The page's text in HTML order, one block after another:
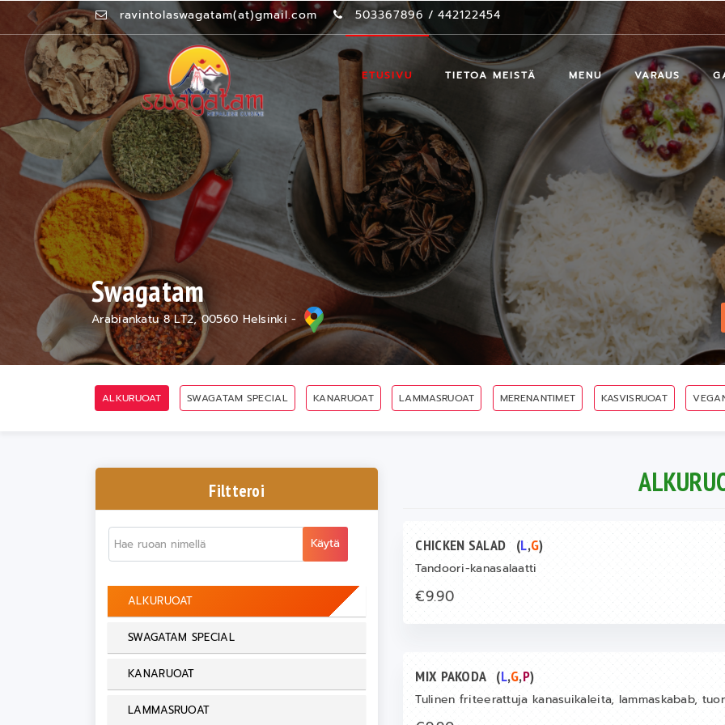
ravintolaswagatam(at)gmail.com 503367896 /442122454
ETUSIVU TIETOA MEISTÄ MENU VARAUS
Swagatam
Arabiankatu 8 LT2, 00560 Helsinki -
ALKURUOAT SWAGATAM SPECIAL KANARUOAT LAMMASRUOAT MERENANTIMET KASVISRUOAT
Filtteroi
Käytä
ALKURUOAT
SWAGATAM SPECIAL
KANARUOAT
LAMMASRUOAT
CHICKEN SALAD (L,G)
Tandoori-kanasalaatti
€9.90
MIX PAKODA(L,G,P)
Tulinen friteerattuja kanasuikaleita, lammaskabab,